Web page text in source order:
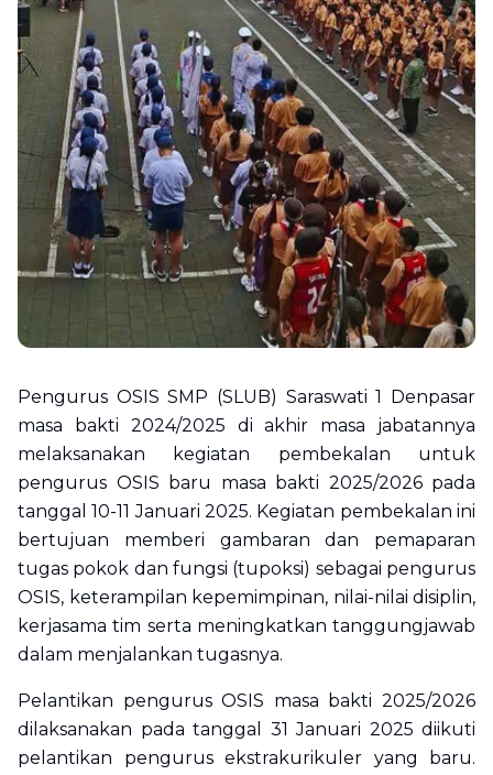
Pengurus OSIS SMP (SLUB) Saraswati 1 Denpasar
masa bakti 2024/2025 di akhir masa jabatannya
melaksanakan kegiatan pembekalan untuk
pengurus OSIS baru masa bakti 2025/2026 pada
tanggal 10-11 Januari 2025. Kegiatan pembekalan ini
bertujuan memberi gambaran dan pemaparan
tugas pokok dan fungsi (tupoksi) sebagai pengurus
OSIS, keterampilan kepemimpinan, nilai-nilai disiplin,
kerjasama tim serta meningkatkan tanggungjawab
dalam menjalankan tugasnya.
Pelantikan pengurus OSIS masa bakti 2025/2026
dilaksanakan pada tanggal 31 Januari 2025 diikuti
pelantikan pengurus ekstrakurikuler yang baru.